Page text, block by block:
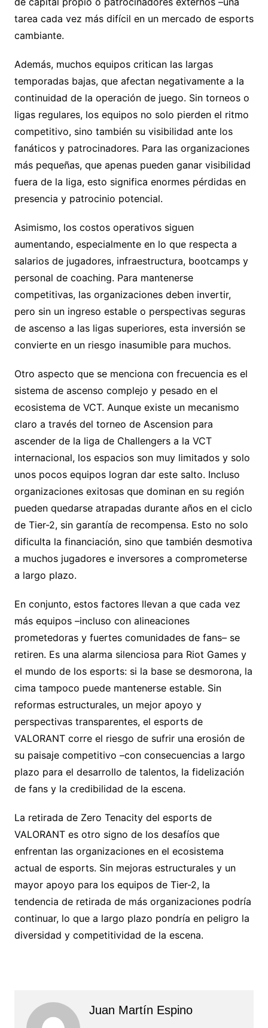
tarea cada vez más difícil en un mercado de esports
cambiante.
Además, muchos equipos critican las largas
temporadas bajas, que afectan negativamente a la
continuidad de la operación de juego. Sin torneos o
ligas regulares, los equipos no solo pierden el ritmo
competitivo, sino también su visibilidad ante los
fanáticos y patrocinadores. Para las organizaciones
más pequeñas, que apenas pueden ganar visibilidad
fuera de la liga, esto significa enormes pérdidas en
presencia y patrocinio potencial.
Asimismo, los costos operativos siguen
aumentando, especialmente en lo que respecta a
salarios de jugadores, infraestructura, bootcamps y
personal de coaching. Para mantenerse
competitivas, las organizaciones deben invertir,
pero sin un ingreso estable o perspectivas seguras
de ascenso a las ligas superiores, esta inversión se
convierte en un riesgo inasumible para muchos.
Otro aspecto que se menciona con frecuencia es el
sistema de ascenso complejo y pesado en el
ecosistema de VCT. Aunque existe un mecanismo
claro a través del torneo de Ascension para
ascender de la liga de Challengers a la VCT
internacional, los espacios son muy limitados y solo
unos pocos equipos logran dar este salto. Incluso
organizaciones exitosas que dominan en su región
pueden quedarse atrapadas durante años en el ciclo
de Tier-2, sin garantía de recompensa. Esto no solo
dificulta la financiación, sino que también desmotiva
a muchos jugadores e inversores a comprometerse
a largo plazo.
En conjunto, estos factores llevan a que cada vez
más equipos –incluso con alineaciones
prometedoras y fuertes comunidades de fans– se
retiren. Es una alarma silenciosa para Riot Games y
el mundo de los esports: si la base se desmorona, la
cima tampoco puede mantenerse estable. Sin
reformas estructurales, un mejor apoyo y
perspectivas transparentes, el esports de
VALORANT corre el riesgo de sufrir una erosión de
su paisaje competitivo –con consecuencias a largo
plazo para el desarrollo de talentos, la fidelización
de fans y la credibilidad de la escena.
La retirada de Zero Tenacity del esports de
VALORANT es otro signo de los desafíos que
enfrentan las organizaciones en el ecosistema
actual de esports. Sin mejoras estructurales y un
mayor apoyo para los equipos de Tier-2, la
tendencia de retirada de más organizaciones podría
continuar, lo que a largo plazo pondría en peligro la
diversidad y competitividad de la escena.
Juan Martín Espino